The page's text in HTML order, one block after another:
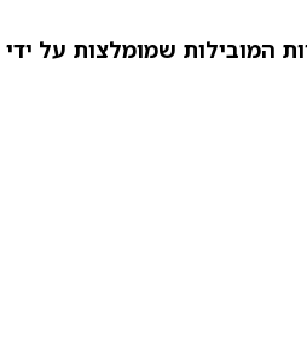
המובילות שמומלצות על ידי